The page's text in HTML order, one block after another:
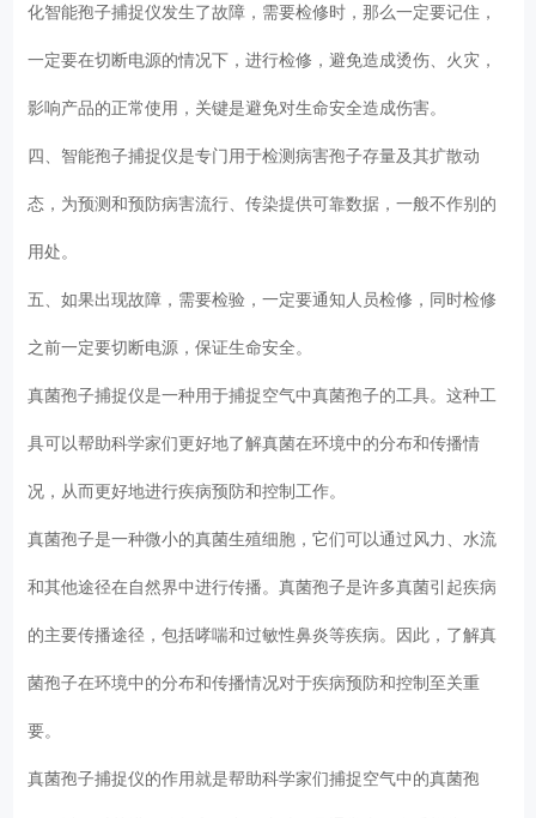
化智能孢子捕捉仪发生了故障，需要检修时，那么一定要记住，
一定要在切断电源的情况下，进行检修，避免造成烫伤、火灾，
影响产品的正常使用，关键是避免对生命安全造成伤害。
四、智能孢子捕捉仪是专门用于检测病害孢子存量及其扩散动
态，为预测和预防病害流行、传染提供可靠数据，一般不作别的
用处。
五、如果出现故障，需要检验，一定要通知人员检修，同时检修
之前一定要切断电源，保证生命安全。
真菌孢子捕捉仪是一种用于捕捉空气中真菌孢子的工具。这种工
具可以帮助科学家们更好地了解真菌在环境中的分布和传播情
况，从而更好地进行疾病预防和控制工作。
真菌孢子是一种微小的真菌生殖细胞，它们可以通过风力、水流
和其他途径在自然界中进行传播。真菌孢子是许多真菌引起疾病
的主要传播途径，包括哮喘和过敏性鼻炎等疾病。因此，了解真
菌孢子在环境中的分布和传播情况对于疾病预防和控制至关重
要。
真菌孢子捕捉仪的作用就是帮助科学家们捕捉空气中的真菌孢